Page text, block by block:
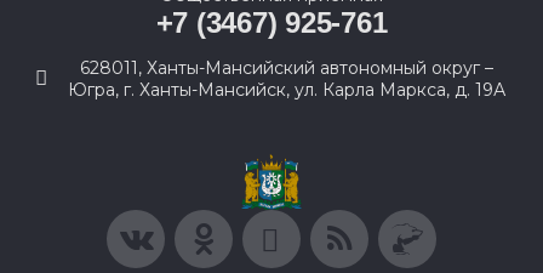
+7 (3467) 925-761
628011, Ханты-Мансийский автономный округ –
Югра, г. Ханты-Мансийск, ул. Карла Маркса, д. 19А